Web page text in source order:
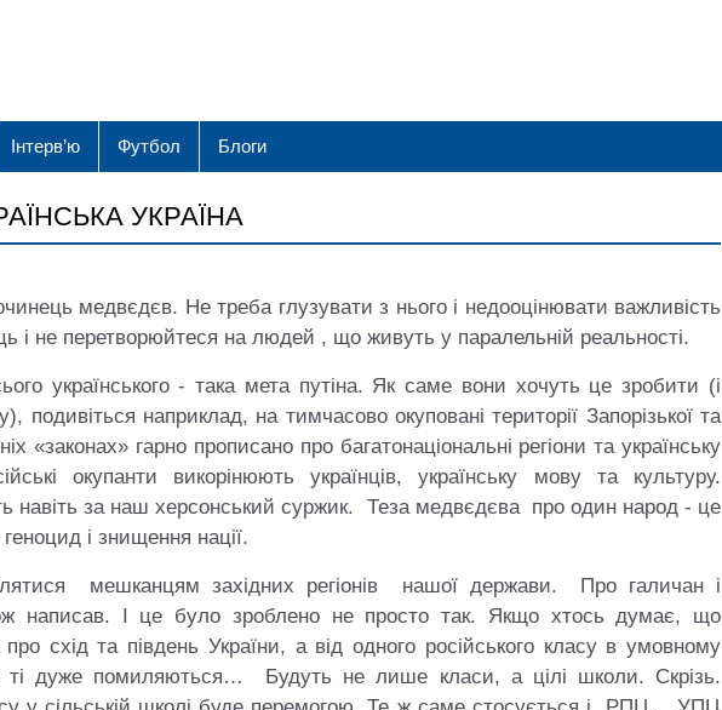
Інтерв’ю Футбол Блоги
УКРАЇНА
медвєдєв. Не треба глузувати з нього і недооцінювати важливість
і не перетворюйтеся на людей , що живуть у паралельній реальності.
українського ‑ така мета путіна. Як саме вони хочуть це зробити (і
подивіться наприклад, на тимчасово окуповані території Запорізької та
«законах» гарно прописано про багатонаціональні регіони та українську
окупанти викорінюють українців, українську мову та культуру.
навіть за наш херсонський суржик. Теза медвєдєва про один народ ‑ це
і знищення нації.
мешканцям західних регіонів нашої держави. Про галичан і
написав. І це було зроблено не просто так. Якщо хтось думає, що
схід та південь України, а від одного російського класу в умовному
ті дуже помиляються… Будуть не лише класи, а цілі школи. Скрізь.